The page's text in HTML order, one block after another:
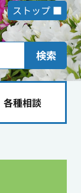
ストップ ■
検索
各種相談